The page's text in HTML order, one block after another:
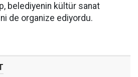
belediyenin kültür sanat
de organize ediyordu.